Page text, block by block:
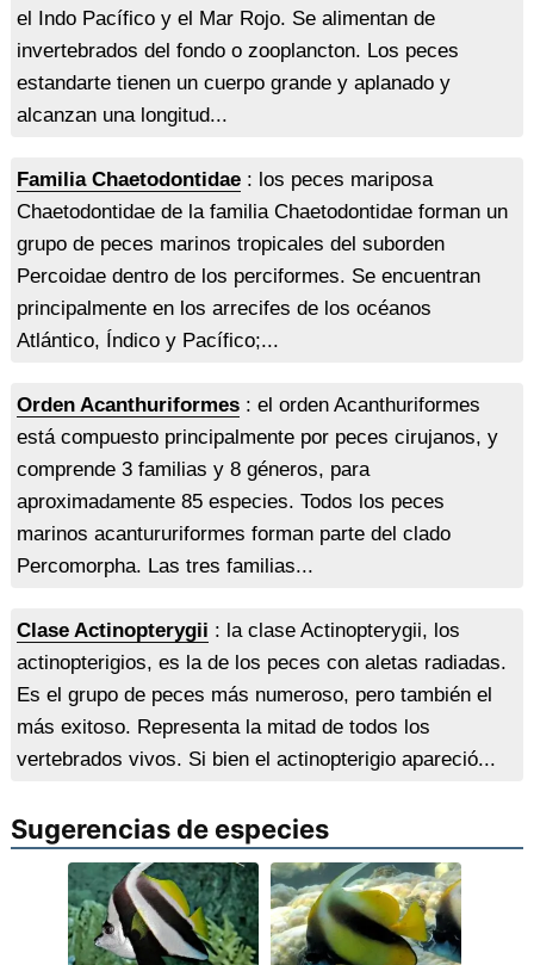
el Indo Pacífico y el Mar Rojo. Se alimentan de
invertebrados del fondo o zooplancton. Los peces
estandarte tienen un cuerpo grande y aplanado y
alcanzan una longitud...
Familia Chaetodontidae: los peces mariposa
Chaetodontidae de la familia Chaetodontidae forman un
grupo de peces marinos tropicales del suborden
Percoidae dentro de los perciformes. Se encuentran
principalmente en los arrecifes de los océanos
Atlántico, Índico y Pacífico;...
Orden Acanthuriformes: el orden Acanthuriformes
está compuesto principalmente por peces cirujanos, y
comprende 3 familias y 8 géneros, para
aproximadamente 85 especies. Todos los peces
marinos acantururiformes forman parte del clado
Percomorpha. Las tres familias...
Clase Actinopterygii : la clase Actinopterygii, los
actinopterigios, es la de los peces con aletas radiadas.
Es el grupo de peces más numeroso, pero también el
más exitoso. Representa la mitad de todos los
vertebrados vivos. Si bien el actinopterigio apareció...
Sugerencias de especies